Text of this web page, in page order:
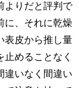
よりだと評判で
に、それに乾燥
表皮から推し量
めることなく
違いなく間違い